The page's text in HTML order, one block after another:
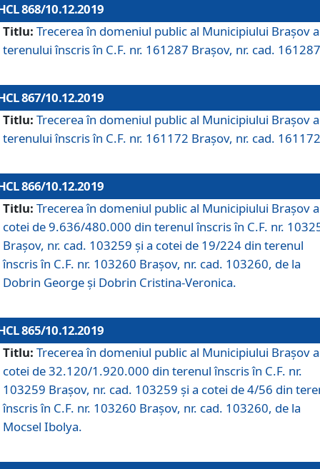
868/10.12.2019
Titlu: Trecerea în domeniul public al Municipiului Braşov a
terenului înscris în C.F. nr. 161287 Brașov, nr. cad.
867/10.12.2019
Titlu: Trecerea în domeniul public al Municipiului Braşov a
terenului înscris în C.F. nr. 161172 Brașov, nr. cad.
866/10.12.2019
Titlu: Trecerea în domeniul public al Municipiului Braşov a
cotei de 9.636/480.000 din terenul înscris în C.F. nr.
Brașov, nr. cad. 103259 și a cotei de 19/224 din terenul
înscris în C.F. nr. 103260 Brașov, nr. cad. 103260, de la
Dobrin George și Dobrin Cristina-Veronica.
865/10.12.2019
Titlu: Trecerea în domeniul public al Municipiului Braşov a
cotei de 32.120/1.920.000 din terenul înscris în C.F. nr.
103259 Brașov, nr. cad. 103259 și a cotei de 4/56 din
înscris în C.F. nr. 103260 Brașov, nr. cad. 103260, de la
Mocsel Ibolya.